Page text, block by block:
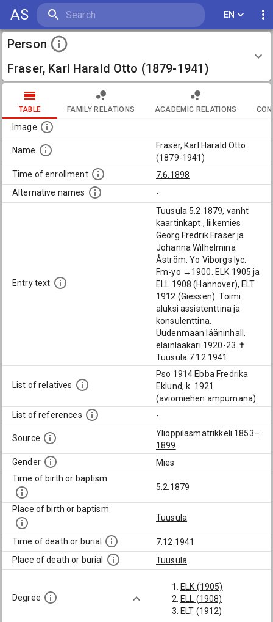
AS EN
Person
Fraser, Karl Harald Otto (1879-1941)
TABLE FAMILY RELATIONS ACADEMIC RELATIONS
Image
Name
Fraser, Karl Harald Otto
(1879-1941)
Time of enrollment
7.6.1898
Alternative names
-
Entry text
Tuusula 5.2.1879, vanht
kaartinkapt., liikemies
Georg Fredrik Fraser ja
Johanna Wilhelmina
Åström. Yo Viborgs lyc.
Fm-yo →1900. ELK 1905 ja
ELL 1908 (Hannover), ELT
1912 (Giessen). Toimi
aluksi assistenttina ja
konsulenttina.
Uudenmaan lääninhall.
eläinlääkäri 1920-23. †
Tuusula 7.12.1941.
List of relatives
Pso 1914 Ebba Fredrika
Eklund, k. 1921
(aviomiehen ampumana).
List of references
-
Source
Ylioppilasmatrikkeli 1853–
1899
Gender
Mies
Time of birth or baptism
5.2.1879
Place of birth or baptism
Tuusula
Time of death or burial
7.12.1941
Place of death or burial
Tuusula
Degree
ELK (1905)
ELL (1908)
ELT (1912)